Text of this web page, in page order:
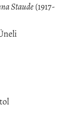
Staude (1917-